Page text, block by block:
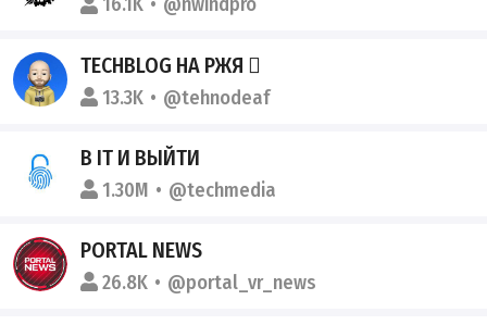
TECHBLOG️ НА РЖЯ 
13.3K @tehnodeaf
В IT И ВЫЙТИ
1.30M @techmedia
PORTAL NEWS
26.8K @portal_vr_news